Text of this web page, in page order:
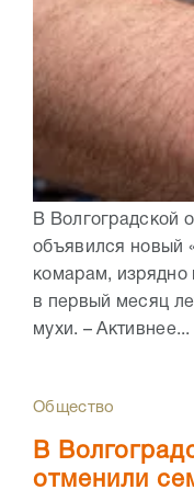
В Волгоградской
объявился новый
комарам,
в первый месяц
мухи. – Активнее...
Общество
В
отменили